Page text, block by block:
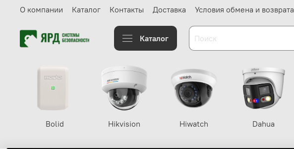
О компании Каталог Контакты Доставка Условия обмена и возврата
Каталог
Bolid Hikvision Hiwatch Dahua